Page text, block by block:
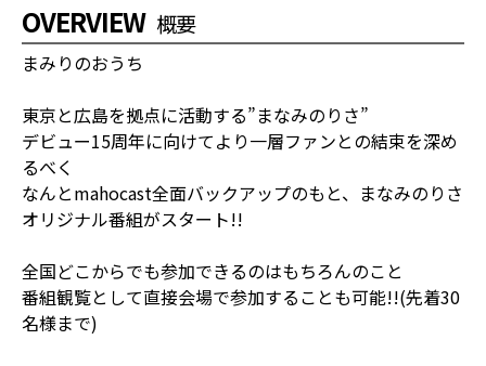
OVERVIEW 概要
まみりのおうち
東京と広島を拠点に活動する”まなみのりさ”
デビュー15周年に向けてより一層ファンとの結束を深め
るべく
なんとmahocast全面バックアップのもと、まなみのりさ
オリジナル番組がスタート!!
全国どこからでも参加できるのはもちろんのこと
番組観覧として直接会場で参加することも可能!!(先着30
名様まで)